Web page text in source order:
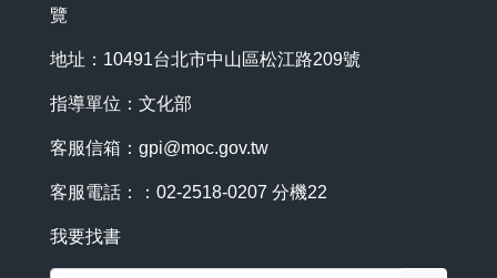
覽
地址：10491台北市中山區松江路209號
指導單位：文化部
客服信箱： gpi@moc.gov.tw
客服電話：：02-2518-0207 分機22
我要找書